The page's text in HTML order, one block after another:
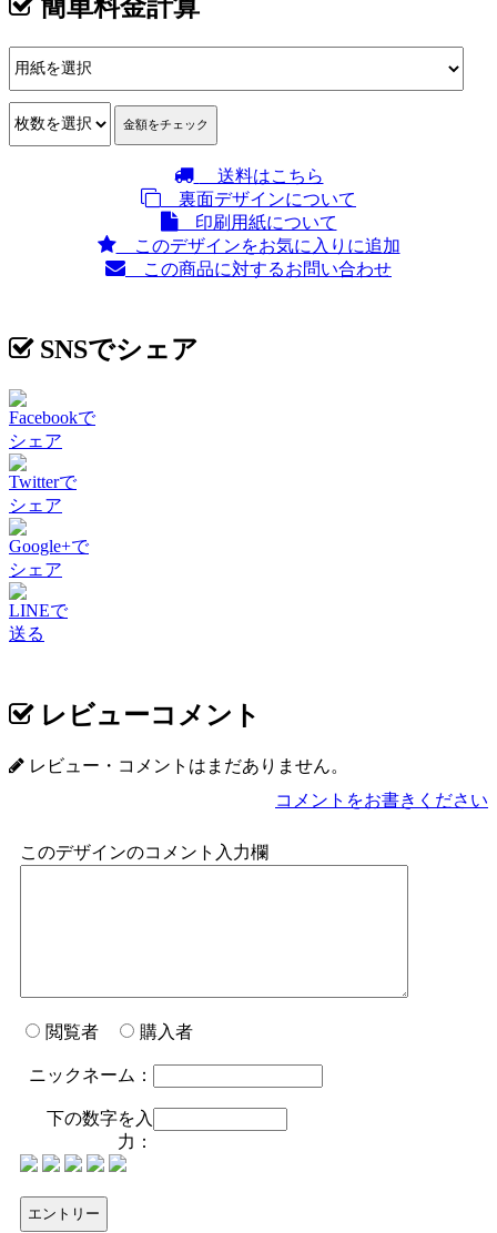
簡単料金計算
送料はこちら
裏面デザインについて
印刷用紙について
このデザインをお気に入りに追加
この商品に対するお問い合わせ
SNSでシェア
Facebookで
シェア
Twitterで
シェア
Google+で
シェア
LINEで
送る
レビューコメント
レビュー・コメントはまだありません。
コメントをお書きください
このデザインのコメント入力欄
閲覧者 購入者
ニックネーム：
下の数字を入
力：